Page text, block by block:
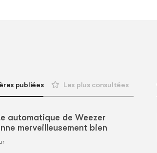
publiées Les plus consultées
automatique de Weezer
merveilleusement bien